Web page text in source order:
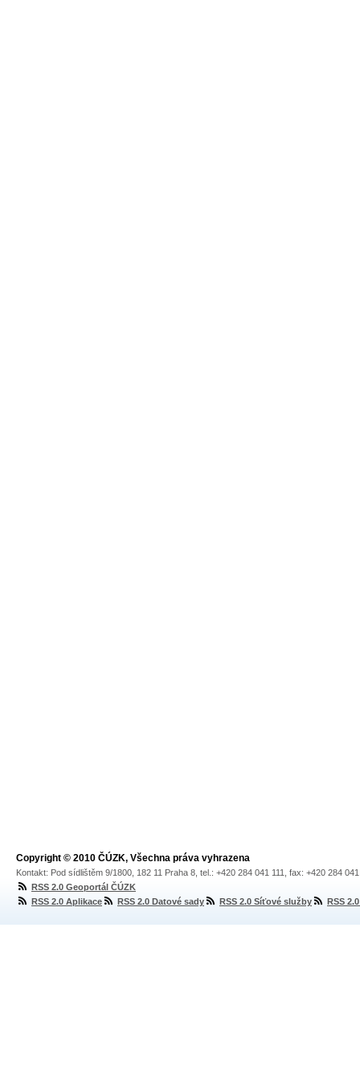
Copyright © 2010 ČÚZK, Všechna práva vyhrazena
Kontakt: Pod sídlištěm 9/1800, 182 11 Praha 8, tel.: +420 284 041 111, fax: +420 284
RSS 2.0 Geoportál ČÚZK
RSS 2.0 Aplikace
RSS 2.0 Datové sady RSS 2.0 Síťové služby RSS